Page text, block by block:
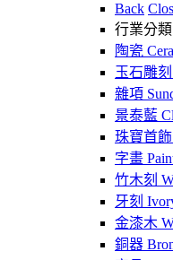
Back
行業分類
陶瓷
玉石雕刻
雜項
景泰藍
珠寶首飾
字畫
竹木刻
牙刻
金漆木
銅器